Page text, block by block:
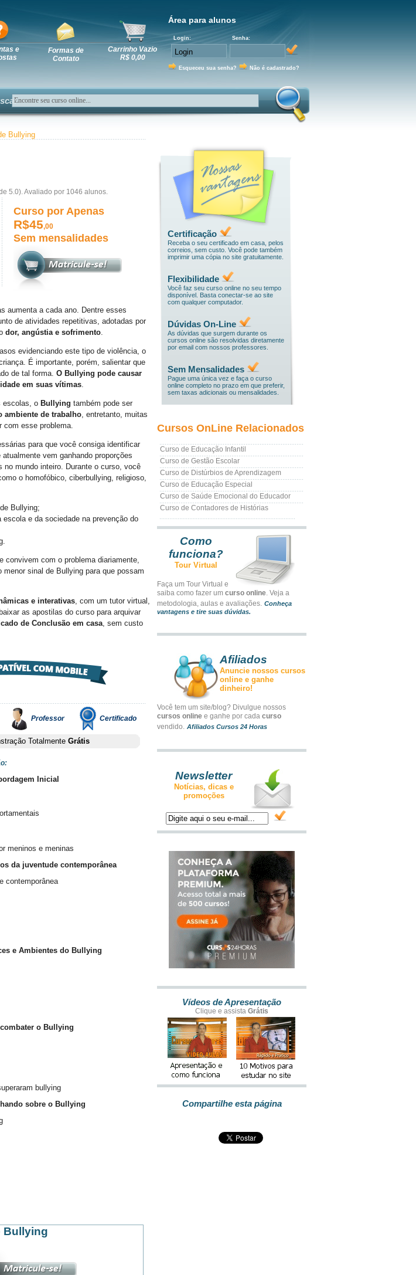
e
Formas de
Contato
Carrinho Vazio
R$ 0,00
Área para alunos
Login: Senha:
Esqueceu sua senha? Não é cadastrado?
Bullying
5.0). Avaliado por 1046 alunos.
Curso por Apenas
R$45,00
Sem mensalidades
aumenta a cada ano. Dentre esses
de atividades repetitivas, adotadas por
dor, angústia e sofrimento.
evidenciando este tipo de violência, o
É importante, porém, salientar que
de tal forma. O Bullying pode causar
em suas vítimas.
escolas, o Bullying também pode ser
ambiente de trabalho, entretanto, muitas
com esse problema.
para que você consiga identificar
vem ganhando proporções
no mundo inteiro. Durante o curso, você
o homofóbico, ciberbullying, religioso,
Bullying;
e da sociedade na prevenção do
convivem com o problema diariamente,
sinal de Bullying para que possam
e interativas, com um tutor virtual,
as apostilas do curso para arquivar
de Conclusão em casa, sem custo
Professor Certificado
Totalmente Grátis
Inicial
meninos e meninas
da juventude contemporânea
contemporânea
e Ambientes do Bullying
o Bullying
bullying
sobre o Bullying
Bullying
Certificação
Receba o seu certificado em casa, pelos
correios, sem custo. Você pode também
imprimir uma cópia no site gratuitamente.
Flexibilidade
Você faz seu curso online no seu tempo
disponível. Basta conectar-se ao site
com qualquer computador.
Dúvidas On-Line
As dúvidas que surgem durante os
cursos online são resolvidas diretamente
por email com nossos professores.
Sem Mensalidades
Pague uma única vez e faça o curso
online completo no prazo em que preferir,
sem taxas adicionais ou mensalidades.
Cursos OnLine Relacionados
Curso de Educação Infantil
Curso de Gestão Escolar
Curso de Distúrbios de Aprendizagem
Curso de Educação Especial
Curso de Saúde Emocional do Educador
Curso de Contadores de Histórias
Como
funciona?
Tour Virtual
Faça um Tour Virtual e
saiba como fazer um curso online. Veja a
metodologia, aulas e avaliações. Conheça
vantagens e tire suas dúvidas.
Afiliados
Anuncie nossos cursos
online e ganhe
dinheiro!
Você tem um site/blog? Divulgue nossos
cursos online e ganhe por cada curso
vendido. Afiliados Cursos 24 Horas
Newsletter
Notícias, dicas e
promoções
Vídeos de Apresentação
Clique e assista Grátis
Compartilhe esta página